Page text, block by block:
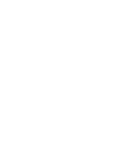
española? – Economía